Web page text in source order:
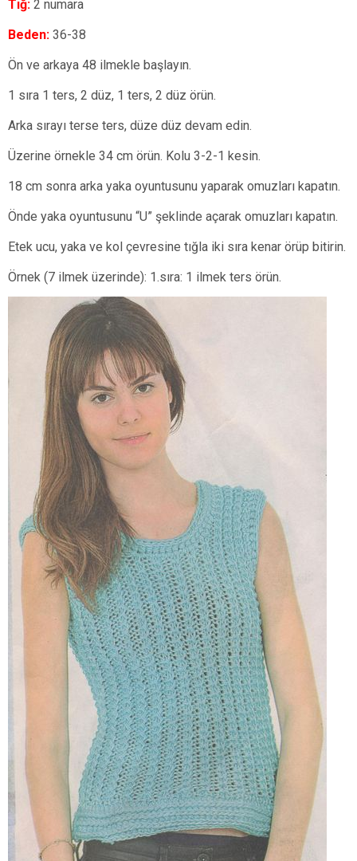
Tığ: 2 numara
Beden: 36-38
Ön ve arkaya 48 ilmekle başlayın.
1 sıra 1 ters, 2 düz, 1 ters, 2 düz örün.
Arka sırayı terse ters, düze düz devam edin.
Üzerine örnekle 34 cm örün. Kolu 3-2-1 kesin.
18 cm sonra arka yaka oyuntusunu yaparak omuzları kapatın.
Önde yaka oyuntusunu “U” şeklinde açarak omuzları kapatın.
Etek ucu, yaka ve kol çevresine tığla iki sıra kenar örüp bitirin.
Örnek (7 ilmek üzerinde): 1.sıra: 1 ilmek ters örün.